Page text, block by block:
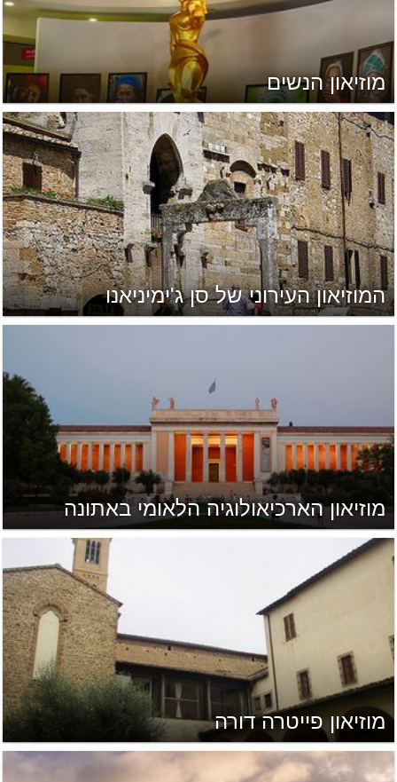
מוזיאון הנשים
המוזיאון העירוני של סן ג'ימיניאנו
מוזיאון הארכיאולוגיה הלאומי באתונה
מוזיאון פייטרה דורה